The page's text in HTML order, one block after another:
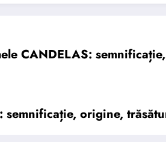
CANDELAS:
semnificație, origine,